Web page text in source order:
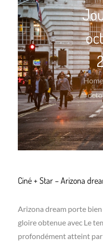
Home
Ciné + Star – Arizona
Arizona dream porte
gloire obtenue avec Le
profondément atteint